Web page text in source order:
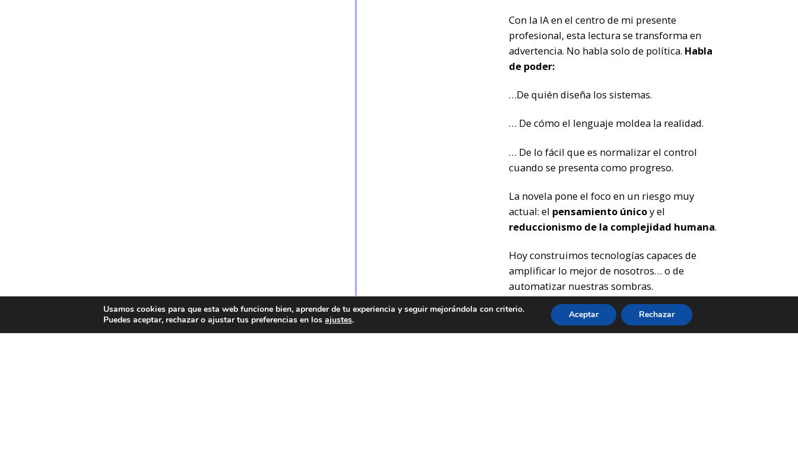
Con la IA en el centro de mi presente
profesional, esta lectura se transforma en
advertencia. No habla solo de política. Habla
de poder:
…De quién diseña los sistemas.
… De cómo el lenguaje moldea la realidad.
… De lo fácil que es normalizar el control
cuando se presenta como progreso.
La novela pone el foco en un riesgo muy
actual: el pensamiento únicoy el
reduccionismo de la complejidad humana.
Hoy construimos tecnologías capaces de
amplificar lo mejor de nosotros… o de
automatizar nuestras sombras.
Siempre hemos creído que el futuro será
mejor que el presente, pero1984nos
Usamos cookies para que esta web funcione bien, aprender de tu experiencia y seguir mejorándola con criterio.
Puedes aceptar, rechazar o ajustar tus preferencias en losajustes. Aceptar Rechazar